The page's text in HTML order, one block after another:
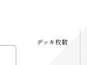
デッキ枚数